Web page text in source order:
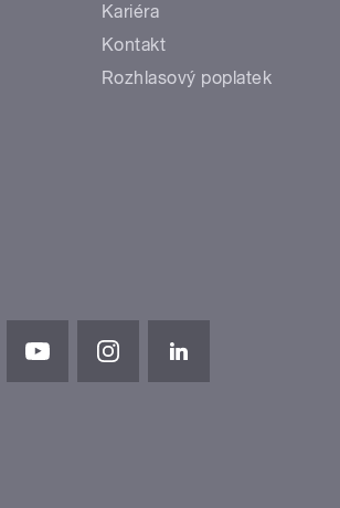
Kariéra
Kontakt
Rozhlasový poplatek